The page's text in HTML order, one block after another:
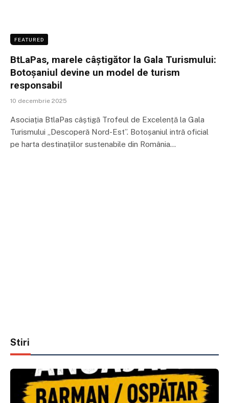
FEATURED
BtLaPas, marele câștigător la Gala Turismului:
Botoșaniul devine un model de turism
responsabil
10 decembrie 2025
Asociația BtlaPas câștigă Trofeul de Excelență la Gala
Turismului „Descoperă Nord-Est”. Botoșaniul intră oficial
pe harta destinațiilor sustenabile din România…
Stiri